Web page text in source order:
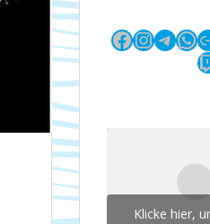
Facebook
Klicke hier,